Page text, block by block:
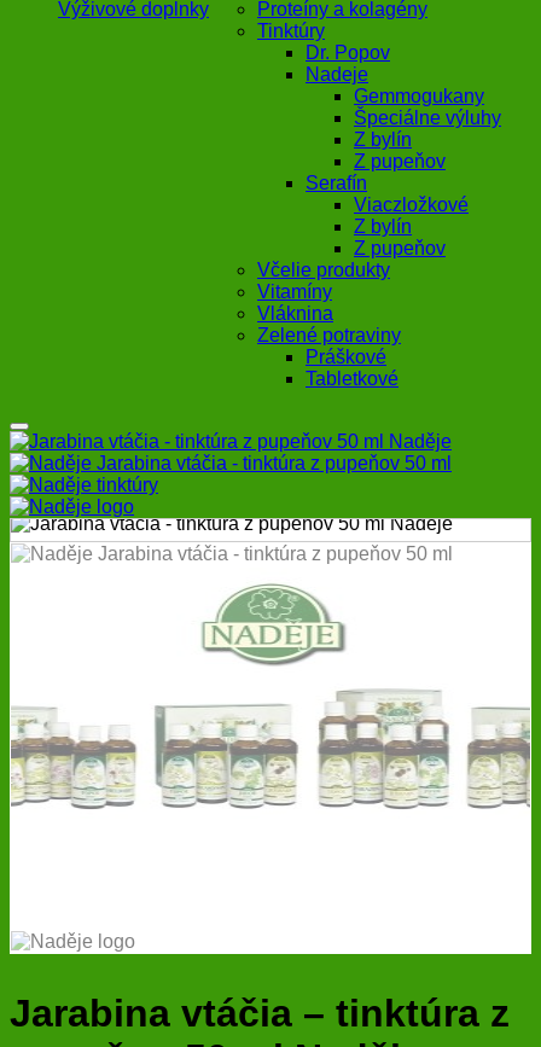
Výživové doplnky
Proteíny a kolagény
Tinktúry
Dr. Popov
Nadeje
Gemmogukany
Špeciálne výluhy
Z bylín
Z pupeňov
Serafín
Viaczložkové
Z bylín
Z pupeňov
Včelie produkty
Vitamíny
Vláknina
Zelené potraviny
Práškové
Tabletkové
Jarabina vtáčia – tinktúra z